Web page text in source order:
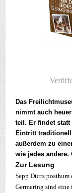
Das
nimmt auch
teil. Er findet statt
Eintritt traditionell
außerdem zu
wie jedes andere.
Zur Lesung
Sepp Dürrs
Germering sind eine